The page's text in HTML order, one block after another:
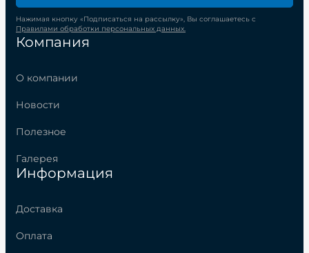
Компания
О компании
Новости
Полезное
Галерея
Информация
Доставка
Оплата
Нажимая кнопку «Подписаться на рассылку», Вы соглашаетесь с
Правилами обработки персональных данных.